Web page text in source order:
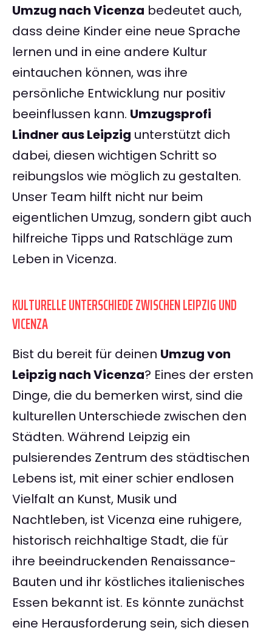
Umzug nach Vicenza bedeutet auch,
dass deine Kinder eine neue Sprache
lernen und in eine andere Kultur
eintauchen können, was ihre
persönliche Entwicklung nur positiv
beeinflussen kann. Umzugsprofi
Lindner aus Leipzig unterstützt dich
dabei, diesen wichtigen Schritt so
reibungslos wie möglich zu gestalten.
Unser Team hilft nicht nur beim
eigentlichen Umzug, sondern gibt auch
hilfreiche Tipps und Ratschläge zum
Leben in Vicenza.
KULTURELLE UNTERSCHIEDE ZWISCHEN LEIPZIG UND
VICENZA
Bist du bereit für deinen Umzug von
Leipzig nach Vicenza? Eines der ersten
Dinge, die du bemerken wirst, sind die
kulturellen Unterschiede zwischen den
Städten. Während Leipzig ein
pulsierendes Zentrum des städtischen
Lebens ist, mit einer schier endlosen
Vielfalt an Kunst, Musik und
Nachtleben, ist Vicenza eine ruhigere,
historisch reichhaltige Stadt, die für
ihre beeindruckenden Renaissance-
Bauten und ihr köstliches italienisches
Essen bekannt ist. Es könnte zunächst
eine Herausforderung sein, sich diesen